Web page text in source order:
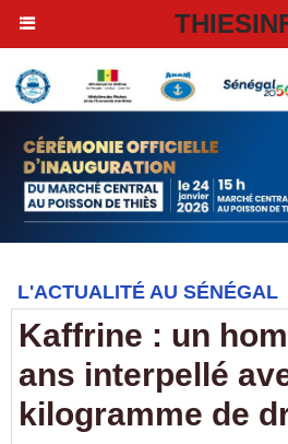
L'ACTUALITÉ AU SÉNÉGAL
Kaffrine : un
ans interpellé
kilogramme de